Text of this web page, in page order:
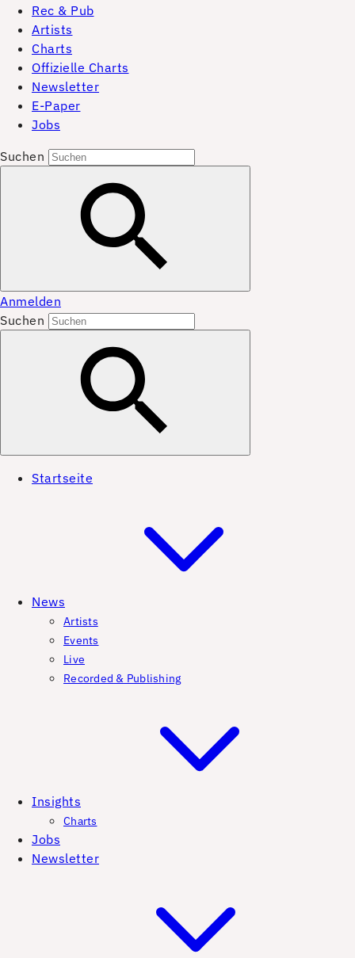
Rec & Pub
Artists
Charts
Offizielle Charts
Newsletter
E-Paper
Jobs
Suchen
Anmelden
Suchen
Startseite
News
Artists
Events
Live
Recorded & Publishing
Insights
Charts
Jobs
Newsletter